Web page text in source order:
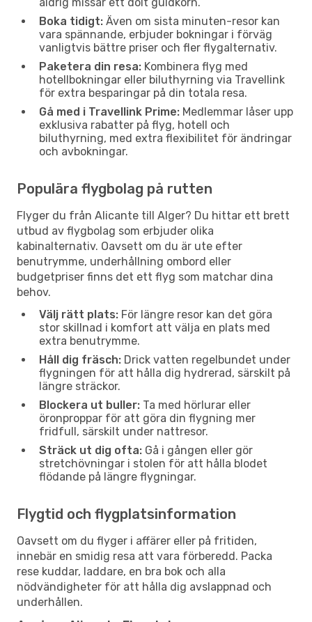
Boka tidigt: Även om sista minuten-resor kan
vara spännande, erbjuder bokningar i förväg
vanligtvis bättre priser och fler flygalternativ.
Paketera din resa: Kombinera flyg med
hotellbokningar eller biluthyrning via Travellink
för extra besparingar på din totala resa.
Gå med i Travellink Prime: Medlemmar låser upp
exklusiva rabatter på flyg, hotell och
biluthyrning, med extra flexibilitet för ändringar
och avbokningar.
Populära flygbolag på rutten
Flyger du från Alicante till Alger? Du hittar ett brett
utbud av flygbolag som erbjuder olika
kabinalternativ. Oavsett om du är ute efter
benutrymme, underhållning ombord eller
budgetpriser finns det ett flyg som matchar dina
behov.
Välj rätt plats: För längre resor kan det göra
stor skillnad i komfort att välja en plats med
extra benutrymme.
Håll dig fräsch: Drick vatten regelbundet under
flygningen för att hålla dig hydrerad, särskilt på
längre sträckor.
Blockera ut buller: Ta med hörlurar eller
öronproppar för att göra din flygning mer
fridfull, särskilt under nattresor.
Sträck ut dig ofta: Gå i gången eller gör
stretchövningar i stolen för att hålla blodet
flödande på längre flygningar.
Flygtid och flygplatsinformation
Oavsett om du flyger i affärer eller på fritiden,
innebär en smidig resa att vara förberedd. Packa
rese kuddar, laddare, en bra bok och alla
nödvändigheter för att hålla dig avslappnad och
underhållen.